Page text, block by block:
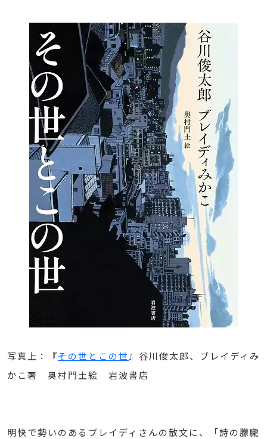
写真上：『その世とこの世 』谷川俊太郎、ブレイディみ
かこ著 奥村門土絵 岩波書店
明快で勢いのあるブレイディさんの散文に、「詩の朦朧